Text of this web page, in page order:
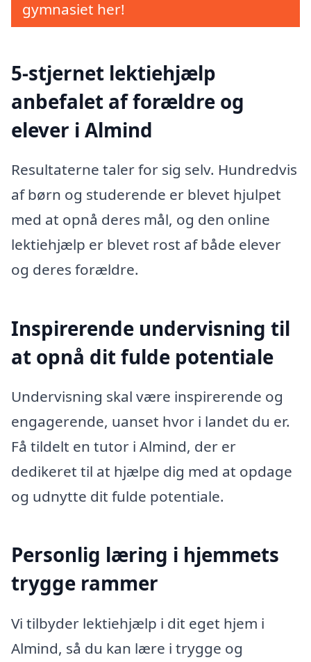
gymnasiet her!
5-stjernet lektiehjælp
anbefalet af forældre og
elever i Almind
Resultaterne taler for sig selv. Hundredvis
af børn og studerende er blevet hjulpet
med at opnå deres mål, og den online
lektiehjælp er blevet rost af både elever
og deres forældre.
Inspirerende undervisning til
at opnå dit fulde potentiale
Undervisning skal være inspirerende og
engagerende, uanset hvor i landet du er.
Få tildelt en tutor i Almind, der er
dedikeret til at hjælpe dig med at opdage
og udnytte dit fulde potentiale.
Personlig læring i hjemmets
trygge rammer
Vi tilbyder lektiehjælp i dit eget hjem i
Almind, så du kan lære i trygge og